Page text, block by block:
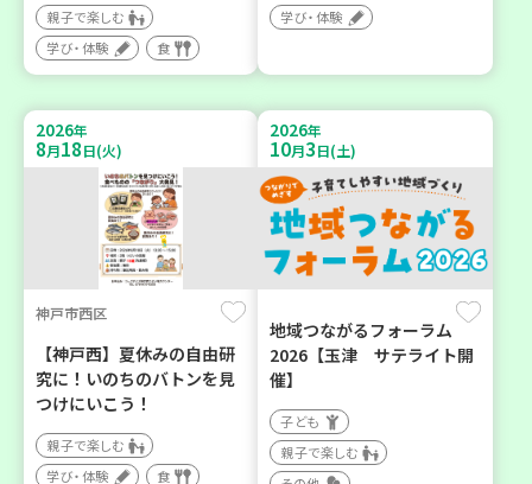
親子で楽しむ
学び・体験
食
学び・体験
2026年
8月18日(火)
神戸市西区
【神戸西】夏休みの自由研
究に！いのちのバトンを見
つけにいこう！
親子で楽しむ
学び・体験
食
2026年
10月3日(土)
地域つながるフォーラム
2026【玉津 サテライト開
催】
子ども
親子で楽しむ